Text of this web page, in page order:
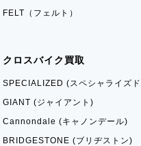
FELT（フェルト）
クロスバイク買取
SPECIALIZED (スペシャライズ
GIANT (ジャイアント)
Cannondale (キャノンデール)
BRIDGESTONE (ブリヂストン)